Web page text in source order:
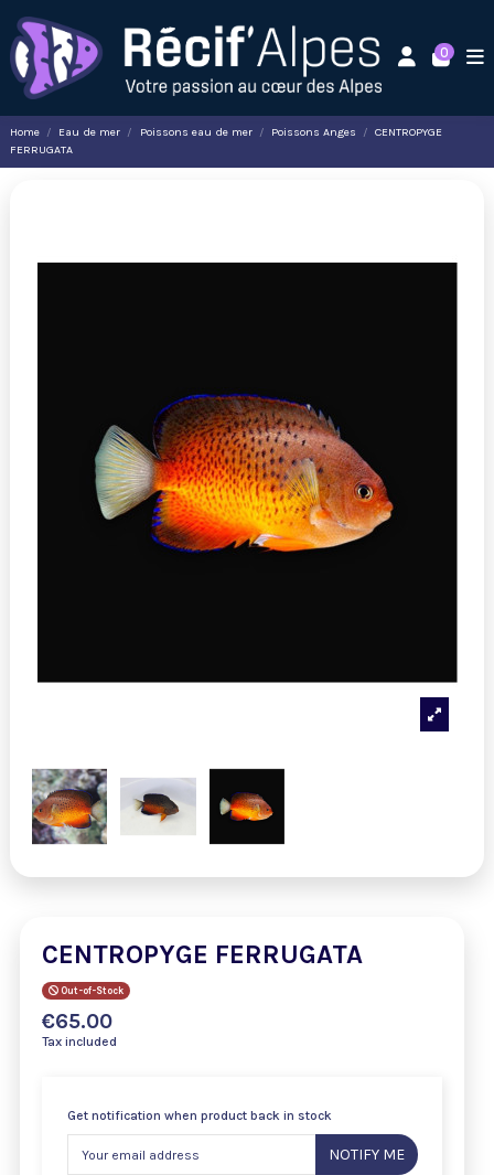
0
Home Eau de mer Poissons eau de mer Poissons Anges
CENTROPYGE
FERRUGATA
CENTROPYGE FERRUGATA
Out-of-Stock
€65.00
Tax included
Get notification when product back in stock
NOTIFY ME